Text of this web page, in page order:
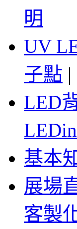
明
UV
子點 |
LED
基本
展場
客製